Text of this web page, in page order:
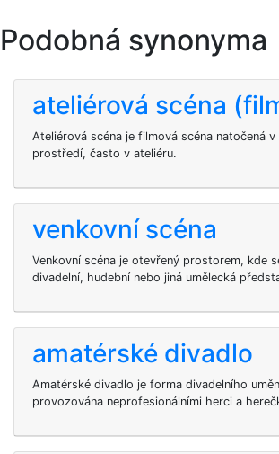
Podobná synonyma
ateliérová scéna
Ateliérová scéna je filmová scéna natočená v
prostředí, často v ateliéru.
venkovní scéna
Venkovní scéna je otevřený prostorem, kde
divadelní, hudební nebo jiná umělecká
amatérské divadlo
Amatérské divadlo je forma divadelního
provozována neprofesionálními herci a